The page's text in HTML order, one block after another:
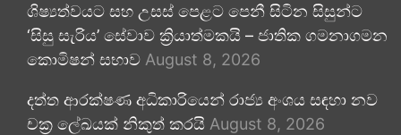
ශිෂ්‍යත්වයට සහ උසස් පෙළට පෙනී සිටින සිසුන්ට
‘සිසු සැරිය’ සේවාව ක්‍රියාත්මකයි – ජාතික ගමනාගමන
කොමිෂන් සභාව August 8, 2026
දත්ත ආරක්ෂණ අධිකාරියෙන් රාජ්‍ය අංශය සඳහා නව
චක්‍ර ලේඛයක් නිකුත් කරයි August 8, 2026